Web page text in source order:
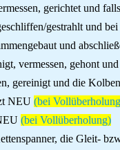
gerichtet und
gestrahlt und
und
vermessen, gehont
gereinigt und die
NEU (bei
(bei Vollüberholung)
die Gleit-